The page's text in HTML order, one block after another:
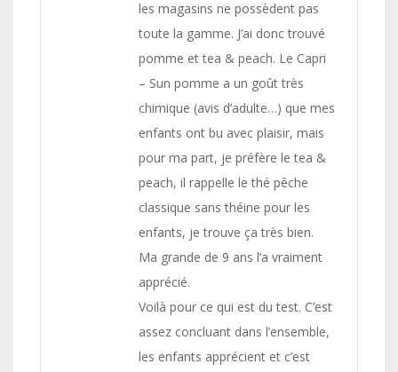
les magasins ne possèdent pas
toute la gamme. J’ai donc trouvé
pomme et tea & peach. Le Capri
– Sun pomme a un goût très
chimique (avis d’adulte…) que mes
enfants ont bu avec plaisir, mais
pour ma part, je préfère le tea &
peach, il rappelle le thé pêche
classique sans théine pour les
enfants, je trouve ça très bien.
Ma grande de 9 ans l’a vraiment
apprécié.
Voilà pour ce qui est du test. C’est
assez concluant dans l’ensemble,
les enfants apprécient et c’est